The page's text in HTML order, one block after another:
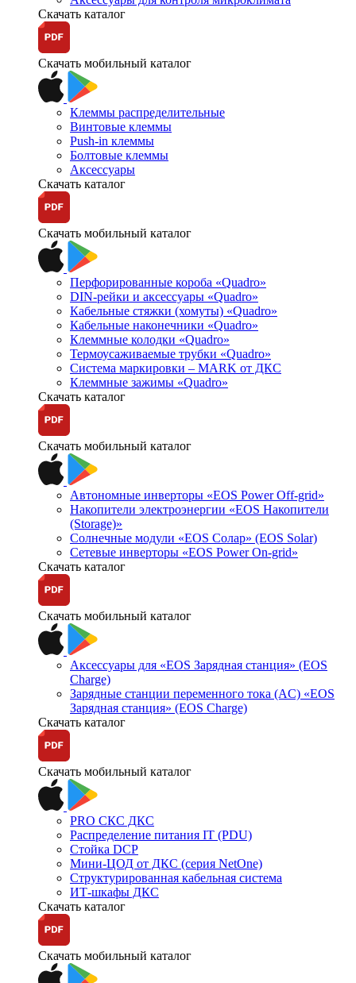
Скачать каталог
Скачать мобильный каталог
Клеммы распределительные
Винтовые клеммы
Push-in клеммы
Болтовые клеммы
Аксессуары
Скачать каталог
Скачать мобильный каталог
Перфорированные короба «Quadro»
DIN-рейки и аксессуары «Quadro»
Кабельные стяжки (хомуты) «Quadro»
Кабельные наконечники «Quadro»
Клеммные колодки «Quadro»
Термоусаживаемые трубки «Quadro»
Система маркировки – MARK от ДКС
Клеммные зажимы «Quadro»
Скачать каталог
Скачать мобильный каталог
Автономные инверторы «EOS Power Off-grid»
Накопители электроэнергии «EOS Накопители
(Storage)»
Солнечные модули «EOS Солар» (EOS Solar)
Сетевые инверторы «EOS Power On-grid»
Скачать каталог
Скачать мобильный каталог
Аксессуары для «EOS Зарядная станция» (EOS
Charge)
Зарядные станции переменного тока (AC) «EOS
Зарядная станция» (EOS Charge)
Скачать каталог
Скачать мобильный каталог
PRO СКС ДКС
Распределение питания IT (PDU)
Стойка DCP
Мини-ЦОД от ДКС (серия NetOne)
Структурированная кабельная система
ИТ-шкафы ДКС
Скачать каталог
Скачать мобильный каталог